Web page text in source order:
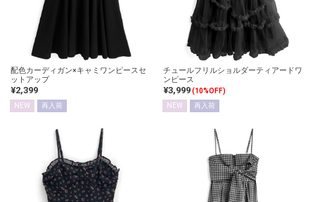
配色カーディガン×キャミワンピースセ
ットアップ
¥2,399
NEW 再入荷
チュールフリルショルダーティアードワ
ンピース
¥3,999(10%OFF)
NEW
再入荷